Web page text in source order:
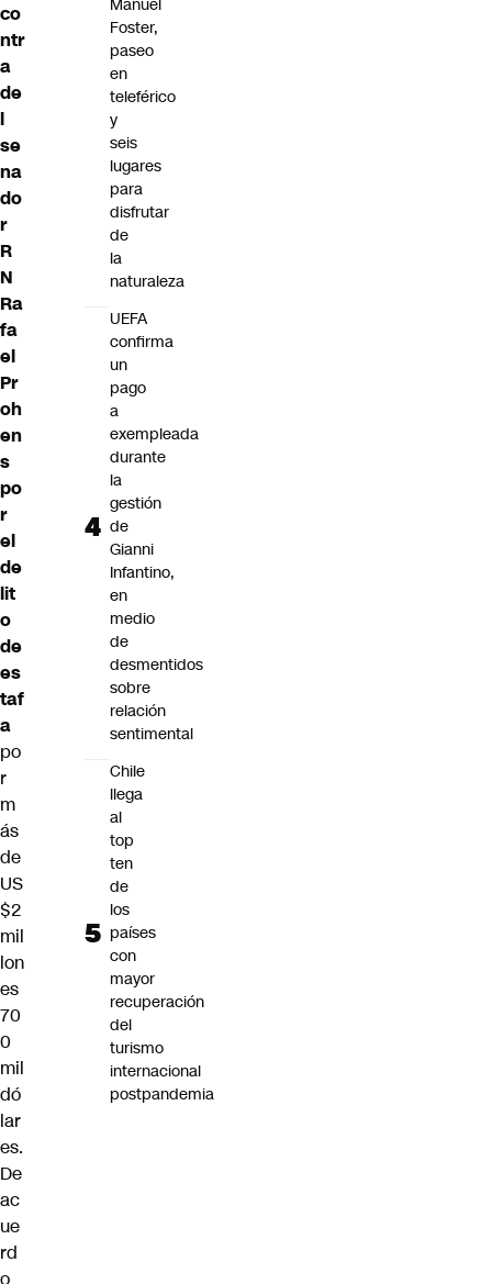
co
ntr
a
de
l
se
na
do
r
R
N
Ra
fa
el
Pr
oh
en
s
po
r
el
de
lit
o
de
es
taf
a
po
r
m
ás
de
US
$2
mil
lon
es
70
0
mil
dó
lar
es.
De
ac
ue
rd
o
Manuel
Foster,
paseo
en
teleférico
y
seis
lugares
para
disfrutar
de
la
naturaleza
UEFA
confirma
un
pago
a
exempleada
durante
la
gestión
de
Gianni
Infantino,
en
medio
de
desmentidos
sobre
relación
sentimental
Chile
llega
al
top
ten
de
los
países
con
mayor
recuperación
del
turismo
internacional
postpandemia